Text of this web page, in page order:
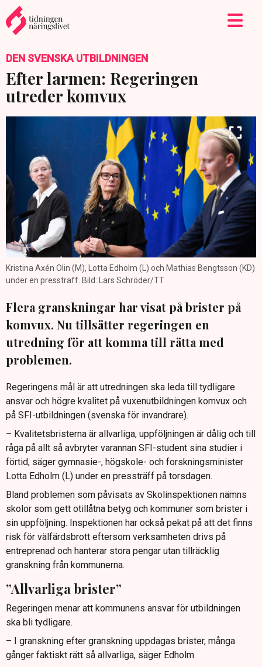
DEN SVENSKA UTBILDNINGEN
Efter larmen: Regeringen
utreder komvux
Kristina Axén Olin (M), Lotta Edholm (L) och Mathias Bengtsson (KD)
under en pressträff. Bild: Lars Schröder/TT
Flera granskningar har visat på brister på
komvux. Nu tillsätter regeringen en
utredning för att komma till rätta med
problemen.
Regeringens mål är att utredningen ska leda till tydligare
ansvar och högre kvalitet på vuxenutbildningen komvux och
på SFI-utbildningen (svenska för invandrare).
– Kvalitetsbristerna är allvarliga, uppföljningen är dålig och till
råga på allt så avbryter varannan SFI-student sina studier i
förtid, säger gymnasie-, högskole- och forskningsminister
Lotta Edholm (L) under en pressträff på torsdagen.
Bland problemen som påvisats av Skolinspektionen nämns
skolor som gett otillåtna betyg och kommuner som brister i
sin uppföljning. Inspektionen har också pekat på att det finns
risk för välfärdsbrott eftersom verksamheten drivs på
entreprenad och hanterar stora pengar utan tillräcklig
granskning från kommunerna.
”Allvarliga brister”
Regeringen menar att kommunens ansvar för utbildningen
ska bli tydligare.
– I granskning efter granskning uppdagas brister, många
gånger faktiskt rätt så allvarliga, säger Edholm.